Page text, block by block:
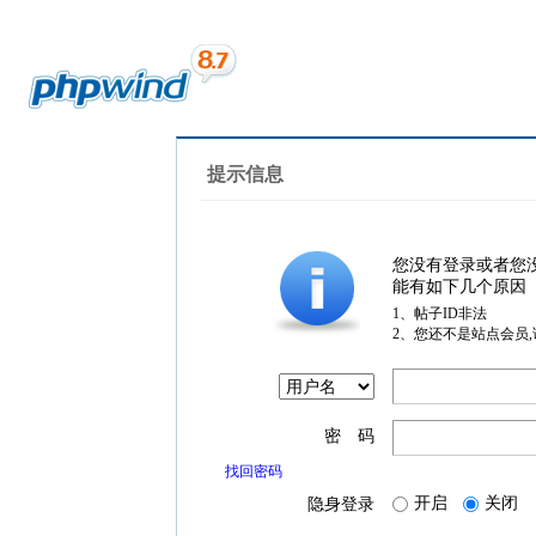
提示信息
您没有登录或者您
能有如下几个原因
1、帖子ID非法
2、您还不是站点会员
密 码
找回密码
隐身登录 开启 关闭